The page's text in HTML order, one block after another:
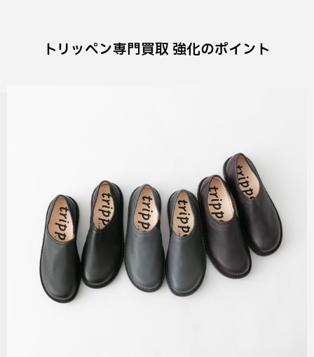
トリッペン専門買取 強化のポイント